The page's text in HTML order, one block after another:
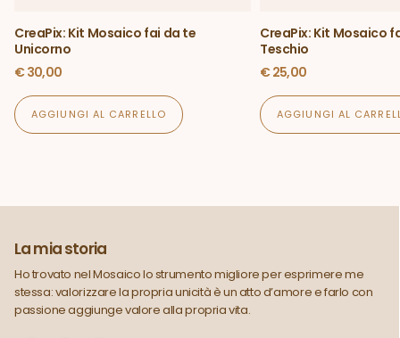
CreaPix: Kit Mosaico fai da te
Unicorno
€30,00
AGGIUNGI AL CARRELLO
CreaPix: Kit Mosaico
Teschio
€25,00
AGGIUNGI AL
La mia storia
Ho trovato nel Mosaico lo strumento migliore per esprimere me
stessa: valorizzare la propria unicità è un atto d’amore e farlo con
passione aggiunge valore alla propria vita.